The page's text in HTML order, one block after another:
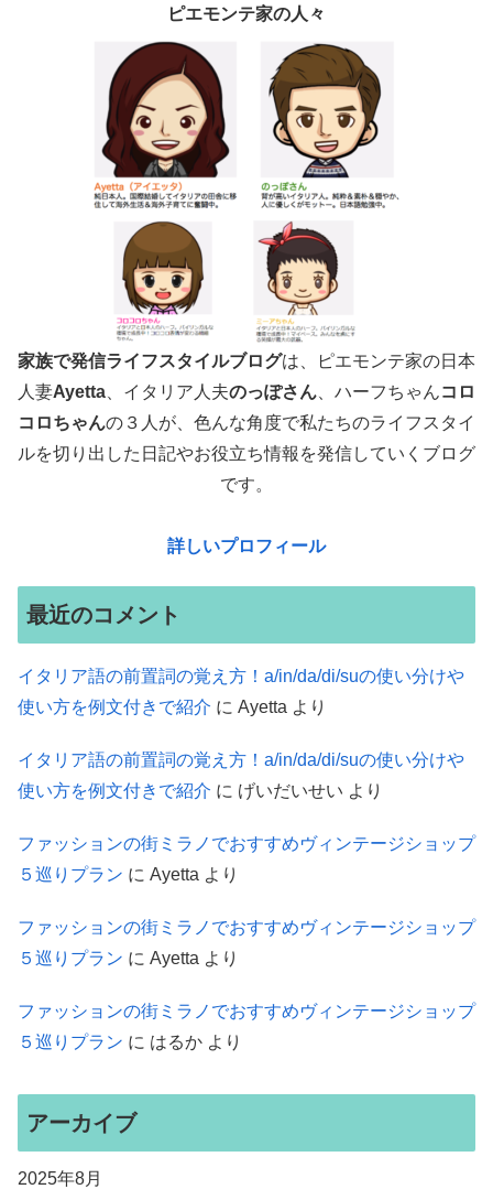
ピエモンテ家の人々
家族で発信ライフスタイルブログは、ピエモンテ家の日本
人妻Ayetta 、イタリア人夫のっぽさん 、ハーフちゃんコロ
コロちゃんの３人が、色んな角度で私たちのライフスタイ
ルを切り出した日記やお役立ち情報を発信していくブログ
です。
詳しいプロフィール
最近のコメント
イタリア語の前置詞の覚え方！a/in/da/di/suの使い分けや
使い方を例文付きで紹介 に Ayetta より
イタリア語の前置詞の覚え方！a/in/da/di/suの使い分けや
使い方を例文付きで紹介 に げいだいせい より
ファッションの街ミラノでおすすめヴィンテージショップ
５巡りプラン に Ayetta より
ファッションの街ミラノでおすすめヴィンテージショップ
５巡りプラン に Ayetta より
ファッションの街ミラノでおすすめヴィンテージショップ
５巡りプラン に はるか より
アーカイブ
2025年8月